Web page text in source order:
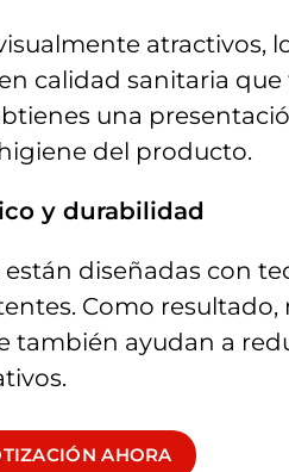
atractivos,
calidad sanitaria
una
del producto.
y durabilidad
están diseñadas con
Como
también ayudan a
AHORA